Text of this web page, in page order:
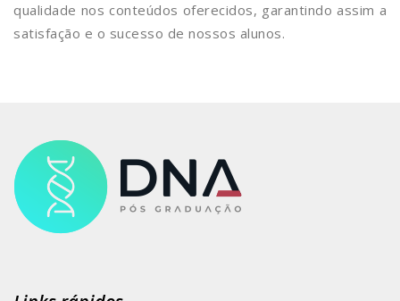
qualidade nos conteúdos oferecidos, garantindo assim a
satisfação e o sucesso de nossos alunos.